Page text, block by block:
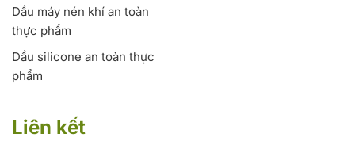
Dầu máy nén khí an toàn
thực phẩm
Dầu silicone an toàn thực
phẩm
Liên kết